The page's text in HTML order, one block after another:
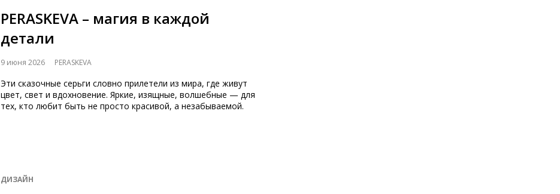
PERASKEVA – магия в каждой
детали
9 июня 2026 PERASKEVA
Эти сказочные серьги словно прилетели из мира, где живут
цвет, свет и вдохновение. Яркие, изящные, волшебные — для
тех, кто любит быть не просто красивой, а незабываемой.
ДИЗАЙН